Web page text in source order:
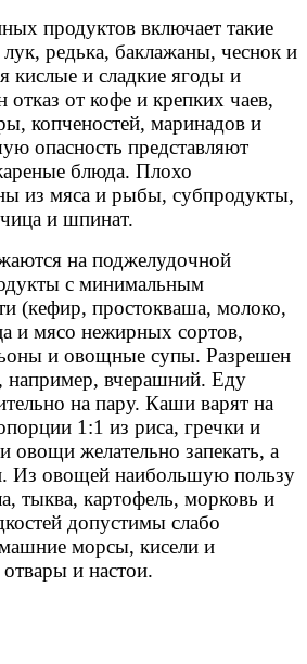
продуктов включает такие
редька, баклажаны, чеснок и
кислые и сладкие ягоды и
от кофе и крепких чаев,
копченостей, маринадов и
опасность представляют
блюда. Плохо
из мяса и рыбы, субпродукты,
и шпинат.
на поджелудочной
с минимальным
(кефир, простокваша, молоко,
и мясо нежирных сортов,
и овощные супы. Разрешен
например, вчерашний. Еду
на пару. Каши варят на
1:1 из риса, гречки и
овощи желательно запекать, а
Из овощей наибольшую пользу
тыква, картофель, морковь и
допустимы слабо
морсы, кисели и
и настои.